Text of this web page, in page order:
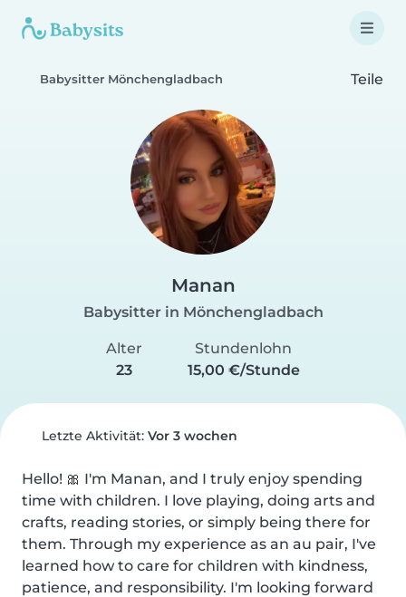
Babysitter Mönchengladbach Teile
Manan
Babysitter in Mönchengladbach
Alter
23
Stundenlohn
15,00 €/Stunde
Letzte Aktivität: Vor 3 wochen
Hello! 🎀 I'm Manan, and I truly enjoy spending
time with children. I love playing, doing arts and
crafts, reading stories, or simply being there for
them. Through my experience as an au pair, I've
learned how to care for children with kindness,
patience, and responsibility. I'm looking forward